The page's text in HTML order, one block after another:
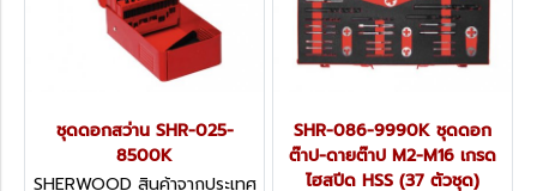
ชุดดอกสว่าน SHR-025-
8500K
SHERWOOD สินค้าจากประเทศ
SHR-086-9990K ชุดดอก
ต๊าป-ดายต๊าป M2-M16 เกรด
ไฮสปีด HSS (37 ตัวชุด)